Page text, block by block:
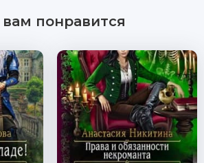
понравится